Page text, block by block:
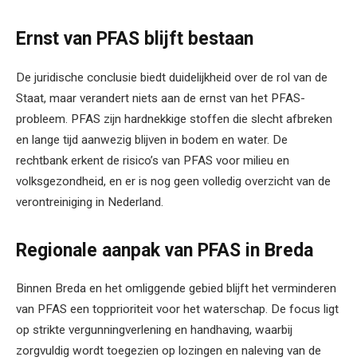
Ernst van PFAS blijft bestaan
De juridische conclusie biedt duidelijkheid over de rol van de
Staat, maar verandert niets aan de ernst van het PFAS-
probleem. PFAS zijn hardnekkige stoffen die slecht afbreken
en lange tijd aanwezig blijven in bodem en water. De
rechtbank erkent de risico’s van PFAS voor milieu en
volksgezondheid, en er is nog geen volledig overzicht van de
verontreiniging in Nederland.
Regionale aanpak van PFAS in Breda
Binnen Breda en het omliggende gebied blijft het verminderen
van PFAS een topprioriteit voor het waterschap. De focus ligt
op strikte vergunningverlening en handhaving, waarbij
zorgvuldig wordt toegezien op lozingen en naleving van de